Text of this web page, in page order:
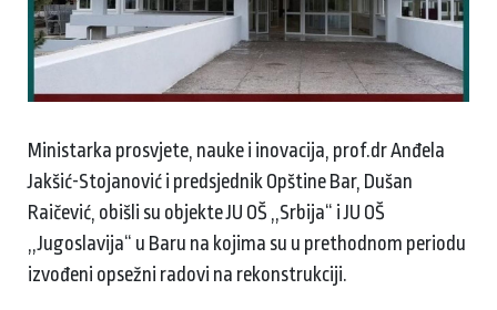
Ministarka prosvjete, nauke i inovacija, prof.dr Anđela
Jakšić-Stojanović i predsjednik Opštine Bar, Dušan
Raičević, obišli su objekte JU OŠ ,,Srbija“ i JU OŠ
,,Jugoslavija“ u Baru na kojima su u prethodnom periodu
izvođeni opsežni radovi na rekonstrukciji.